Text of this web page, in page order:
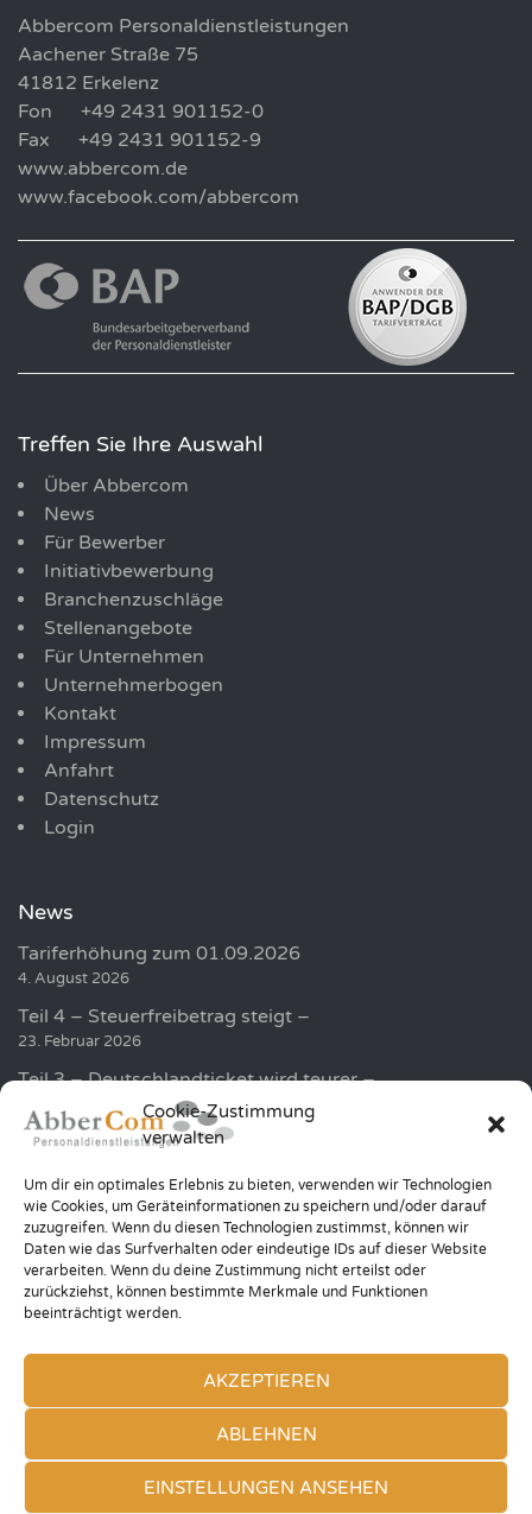
Cookie-Zustimmung
verwalten
Um dir ein optimales Erlebnis zu bieten, verwenden wir Technologien
wie Cookies, um Geräteinformationen zu speichern und/oder darauf
zuzugreifen. Wenn du diesen Technologien zustimmst, können wir
Daten wie das Surfverhalten oder eindeutige IDs auf dieser Website
verarbeiten. Wenn du deine Zustimmung nicht erteilst oder
zurückziehst, können bestimmte Merkmale und Funktionen
beeinträchtigt werden.
AKZEPTIEREN
ABLEHNEN
EINSTELLUNGEN ANSEHEN
Abbercom Personaldienstleistungen
Aachener Straße 75
41812 Erkelenz
Fon +49 2431 901152-0
Fax +49 2431 901152-9
www.abbercom.de
www.facebook.com/abbercom
Treffen Sie Ihre Auswahl
Über Abbercom
News
Für Bewerber
Initiativbewerbung
Branchenzuschläge
Stellenangebote
Für Unternehmen
Unternehmerbogen
Kontakt
Impressum
Anfahrt
Datenschutz
Login
News
Tariferhöhung zum 01.09.2026
4. August 2026
Teil 4 – Steuerfreibetrag steigt –
23. Februar 2026
Teil 3 – Deutschlandticket wird teurer –
Golf und Humor sammelt über 100.000 EUR für die
20. Januar 2026
Teil 2 – Höhere Minijob Grenze –
12. Januar 2026
© 2026 ABBERCOM PERSONALDIENSTLEISTUNGEN — ALL RIGHTS
RESERVED